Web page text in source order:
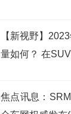
【新视野】
量如何？ 在
焦点讯息：